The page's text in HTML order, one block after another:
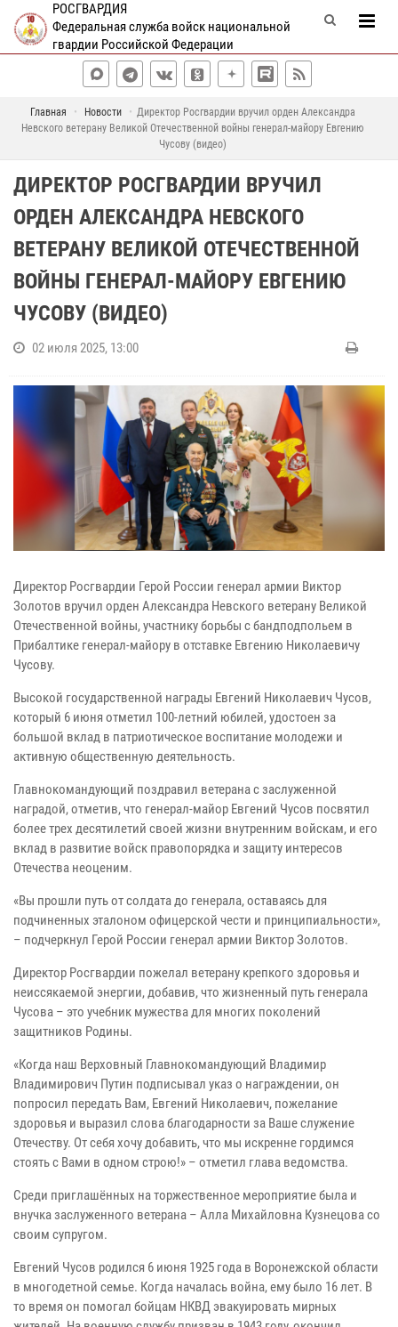
РОСГВАРДИЯ
Федеральная служба войск национальной
гвардии Российской Федерации
Главная Новости
Директор Росгвардии вручил орден Александра
Невского ветерану Великой Отечественной войны генерал-майору Евгению
Чусову (видео)
ДИРЕКТОР РОСГВАРДИИ ВРУЧИЛ
ОРДЕН АЛЕКСАНДРА НЕВСКОГО
ВЕТЕРАНУ ВЕЛИКОЙ ОТЕЧЕСТВЕННОЙ
ВОЙНЫ ГЕНЕРАЛ-МАЙОРУ ЕВГЕНИЮ
ЧУСОВУ (ВИДЕО)
02 июля 2025, 13:00
Директор Росгвардии Герой России генерал армии Виктор
Золотов вручил орден Александра Невского ветерану Великой
Отечественной войны, участнику борьбы с бандподпольем в
Прибалтике генерал-майору в отставке Евгению Николаевичу
Чусову.
Высокой государственной награды Евгений Николаевич Чусов,
который 6 июня отметил 100-летний юбилей, удостоен за
большой вклад в патриотическое воспитание молодежи и
активную общественную деятельность.
Главнокомандующий поздравил ветерана с заслуженной
наградой, отметив, что генерал-майор Евгений Чусов посвятил
более трех десятилетий своей жизни внутренним войскам, и его
вклад в развитие войск правопорядка и защиту интересов
Отечества неоценим.
«Вы прошли путь от солдата до генерала, оставаясь для
подчиненных эталоном офицерской чести и принципиальности»,
– подчеркнул Герой России генерал армии Виктор Золотов.
Директор Росгвардии пожелал ветерану крепкого здоровья и
неиссякаемой энергии, добавив, что жизненный путь генерала
Чусова – это учебник мужества для многих поколений
защитников Родины.
«Когда наш Верховный Главнокомандующий Владимир
Владимирович Путин подписывал указ о награждении, он
попросил передать Вам, Евгений Николаевич, пожелание
здоровья и выразил слова благодарности за Ваше служение
Отечеству. От себя хочу добавить, что мы искренне гордимся
стоять с Вами в одном строю!» – отметил глава ведомства.
Среди приглашённых на торжественное мероприятие была и
внучка заслуженного ветерана – Алла Михайловна Кузнецова со
своим супругом.
Евгений Чусов родился 6 июня 1925 года в Воронежской области
в многодетной семье. Когда началась война, ему было 16 лет. В
то время он помогал бойцам НКВД эвакуировать мирных